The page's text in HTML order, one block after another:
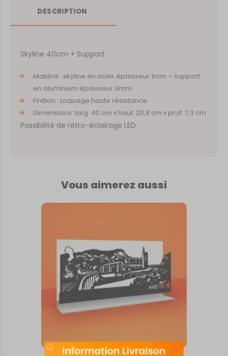
DESCRIPTION
Skyline 40cm + Support
Matière : skyline en acier épaisseur 1mm – support
en aluminium épaisseur 3mm
Finition : Laquage haute résistance
Dimensions :larg. 40 cm x haut. 20,8 cm x prof. 7,3 cm
Possibilité de rétro-éclairage LED
Vous aimerez aussi